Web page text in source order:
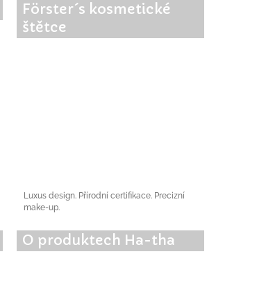
Luxus design. Přírodní certifikace. Precizní
make-up.
Förster´s kosmetické
štětce
O produktech Ha-tha